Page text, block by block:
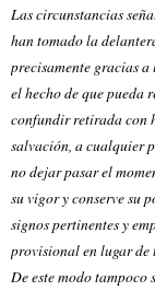
Las circunstancias
han tomado la
precisamente gracias
el hecho de que pueda
confundir retirada con
salvación, a cualquier
no dejar pasar el
su vigor y conserve su
signos pertinentes y
provisional en lugar de
De este modo tampoco